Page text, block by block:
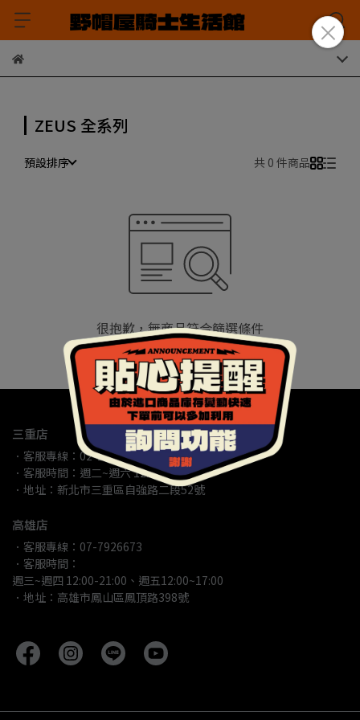
ZEUS 全系列
預設排序 共 0 件商品
很抱歉，無商品符合篩選條件
請重新輸入篩選
三重店
．客服專線：02-29856623
．客服時間：週二~週六 12:00-21:00
．地址：新北市三重區自強路二段52號
高雄店
．客服專線：07-7926673
．客服時間：
週三~週四 12:00-21:00、週五12:00~17:00
．地址：高雄市鳳山區鳳頂路398號